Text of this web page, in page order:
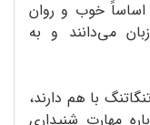
اساساً خوب و روان
می‌دانند و به
با هم دارند،
مهارت شنیداری